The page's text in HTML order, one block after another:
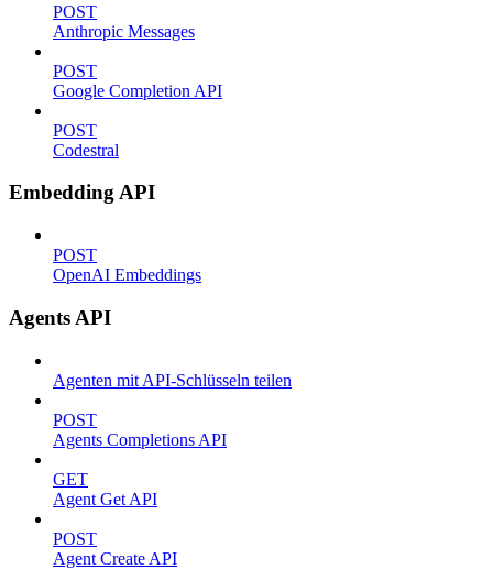
POST
Anthropic Messages
POST
Google Completion API
POST
Codestral
Embedding API
POST
OpenAI Embeddings
Agents API
Agenten mit API-Schlüsseln teilen
POST
Agents Completions API
GET
Agent Get API
POST
Agent Create API